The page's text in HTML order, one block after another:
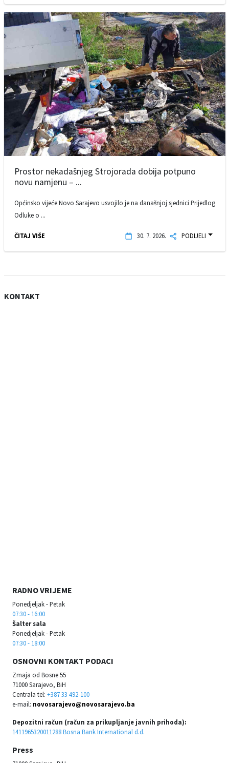
Prostor nekadašnjeg Strojorada dobija potpuno
novu namjenu – ...
Općinsko vijeće Novo Sarajevo usvojilo je na današnjoj sjednici Prijedlog
Odluke o ...
ČITAJ VIŠE 30. 7. 2026. PODIJELI
KONTAKT
RADNO VRIJEME
Ponedjeljak - Petak
07:30 - 16:00
Šalter sala
Ponedjeljak - Petak
07:30 - 18:00
OSNOVNI KONTAKT PODACI
Zmaja od Bosne 55
71000 Sarajevo, BiH
Centrala tel: +387 33 492-100
e-mail: novosarajevo@novosarajevo.ba
Depozitni račun (račun za prikupljanje javnih prihoda):
1411965320011288 Bosna Bank International d.d.
Press